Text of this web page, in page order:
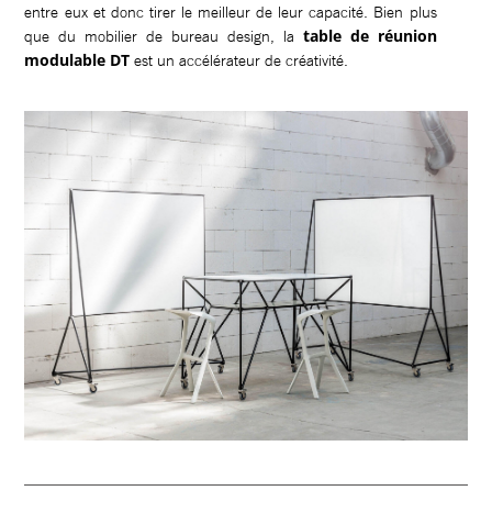
entre eux et donc tirer le meilleur de leur capacité. Bien plus
que du mobilier de bureau design, la table de réunion
modulable DT est un accélérateur de créativité.